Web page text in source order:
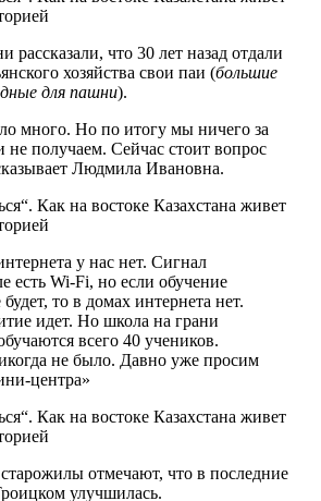
рассказали, что 30 лет назад отдали
хозяйства свои паи (большие
для пашни).
много. Но по итогу мы ничего за
не получаем. Сейчас стоит вопрос
Людмила Ивановна.
у нас нет. Сигнал
есть Wi-Fi, но если обучение
то в домах интернета нет.
идет. Но школа на грани
всего 40 учеников.
не было. Давно уже просим
центра»
отмечают, что в последние
улучшилась.